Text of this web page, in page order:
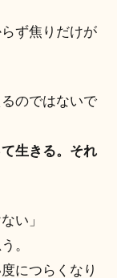
ず焦りだけが
のではないで
生きる。それ
い」
。
につらくなり